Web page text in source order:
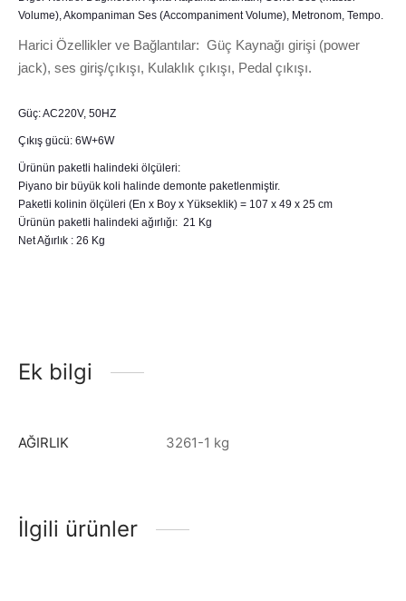
Volume), Akompaniman Ses (Accompaniment Volume), Metronom, Tempo.
Harici Özellikler ve Bağlantılar: Güç Kaynağı girişi (power
jack), ses giriş/çıkışı, Kulaklık çıkışı, Pedal çıkışı.
Güç: AC220V, 50HZ
Çıkış gücü: 6W+6W
Ürünün paketli halindeki ölçüleri:
Piyano bir büyük koli halinde demonte paketlenmiştir.
Paketli kolinin ölçüleri (En x Boy x Yükseklik) = 107 x 49 x 25 cm
Ürünün paketli halindeki ağırlığı: 21 Kg
Net Ağırlık : 26 Kg
Ek bilgi
AĞIRLIK 3261-1 kg
İlgili ürünler